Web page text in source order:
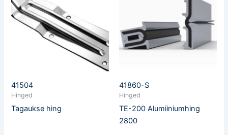
41504
Hinged
Tagaukse hing
41860-S
Hinged
TE-200 Alumiiniumhing
2800